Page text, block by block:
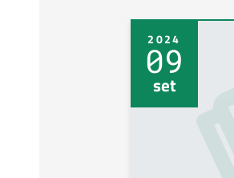
2024
09
set